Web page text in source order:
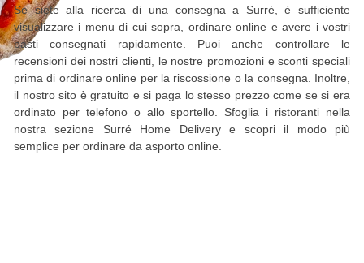
Se siete alla ricerca di una consegna a Surré, è sufficiente
visualizzare i menu di cui sopra, ordinare online e avere i vostri
pasti consegnati rapidamente. Puoi anche controllare le
recensioni dei nostri clienti, le nostre promozioni e sconti speciali
prima di ordinare online per la riscossione o la consegna. Inoltre,
il nostro sito è gratuito e si paga lo stesso prezzo come se si era
ordinato per telefono o allo sportello. Sfoglia i ristoranti nella
nostra sezione Surré Home Delivery e scopri il modo più
semplice per ordinare da asporto online.